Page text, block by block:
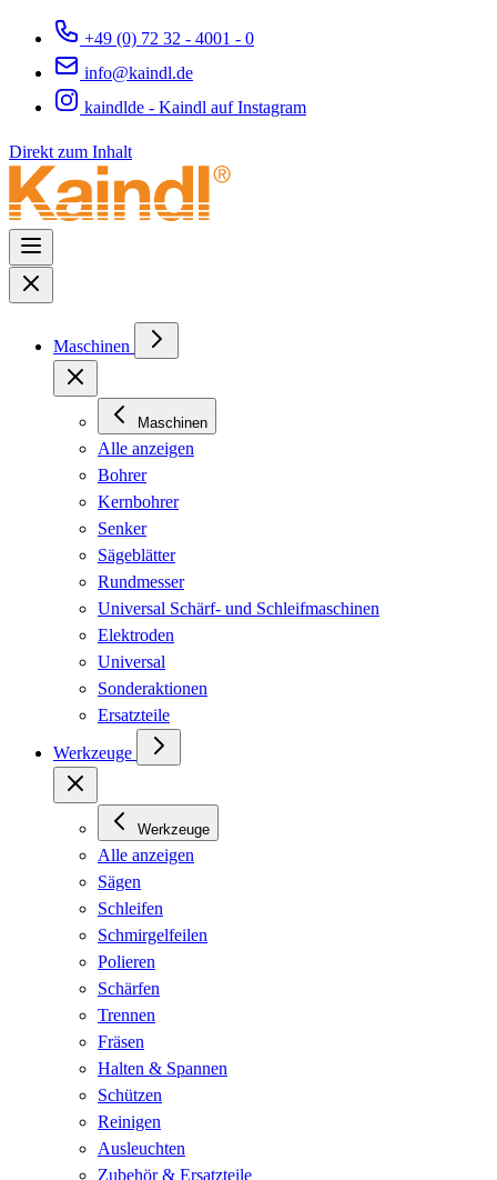
+49 (0) 72 32 - 4001 - 0
info@kaindl.de
kaindlde - Kaindl auf Instagram
Direkt zum Inhalt
Maschinen
Maschinen
Alle anzeigen
Bohrer
Kernbohrer
Senker
Sägeblätter
Rundmesser
Universal Schärf- und Schleifmaschinen
Elektroden
Universal
Sonderaktionen
Ersatzteile
Werkzeuge
Werkzeuge
Alle anzeigen
Sägen
Schleifen
Schmirgelfeilen
Polieren
Schärfen
Trennen
Fräsen
Halten & Spannen
Schützen
Reinigen
Ausleuchten
Zubehör & Ersatzteile